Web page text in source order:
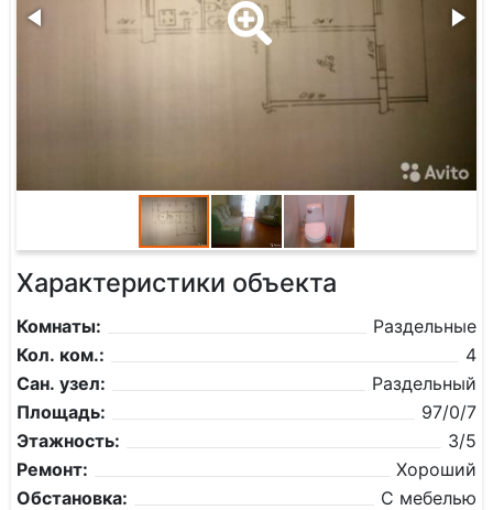
Характеристики объекта
Комнаты:
Раздельные
Кол. ком.:
4
Сан. узел:
Раздельный
Площадь:
97/0/7
Этажность:
3/5
Ремонт:
Хороший
Обстановка:
С мебелью